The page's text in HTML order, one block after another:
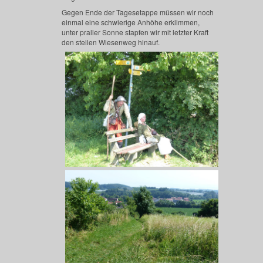
Gegen Ende der Tagesetappe müssen wir noch
einmal eine schwierige Anhöhe erklimmen,
unter praller Sonne stapfen wir mit letzter Kraft
den steilen Wiesenweg hinauf.